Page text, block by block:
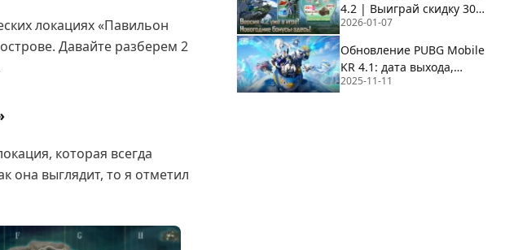
локациях «Павильон
Давайте разберем 2
которая всегда
она выглядит, то я отметил
4.2 | Выиграй скидку 30%,
60 UC за полцены и призы
Рейтинга на BuffBuff!
2026-01-07
Обновление PUBG Mobile
KR 4.1: дата выхода,
тематический режим и
2025-11-11